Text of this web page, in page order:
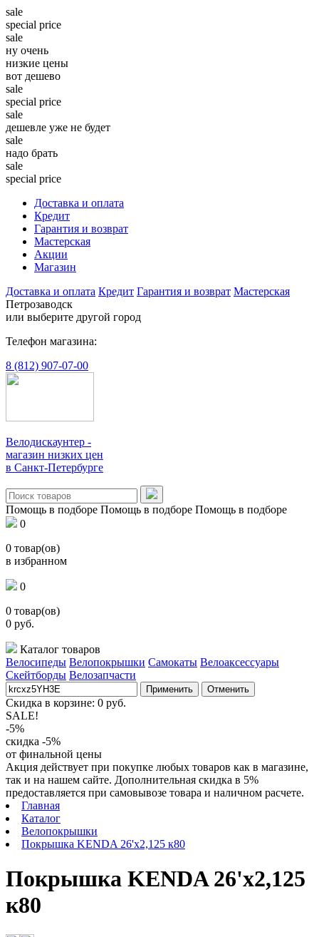
sale
special price
sale
ну очень
низкие цены
вот дешево
sale
special price
sale
дешевле уже не будет
sale
надо брать
sale
special price
Доставка и оплата
Кредит
Гарантия и возврат
Мастерская
Акции
Магазин
Доставка и оплата Кредит Гарантия и возврат Мастерская
Петрозаводск
или выберите другой город
Телефон магазина:
8 (812) 907-07-00
Велодискаунтер -
магазин низких цен
в Санкт-Петербурге
Помощь в подборе Помощь в подборе Помощь в подборе
0
0 товар(ов)
в избранном
0
0 товар(ов)
0 руб.
Каталог товаров
Велосипеды Велопокрышки Самокаты Велоаксессуары
Скейтборды Велозапчасти
Применить Отменить
Скидка в корзине: 0 руб.
SALE!
-5%
скидка -5%
от финальной цены
Акция действует при покупке любых товаров как в магазине,
так и на нашем сайте. Дополнительная скидка в 5%
предоставляется при самовывозе товара и наличном расчете.
Главная
Каталог
Велопокрышки
Покрышка KENDA 26'х2,125 к80
Покрышка KENDA 26'х2,125
к80